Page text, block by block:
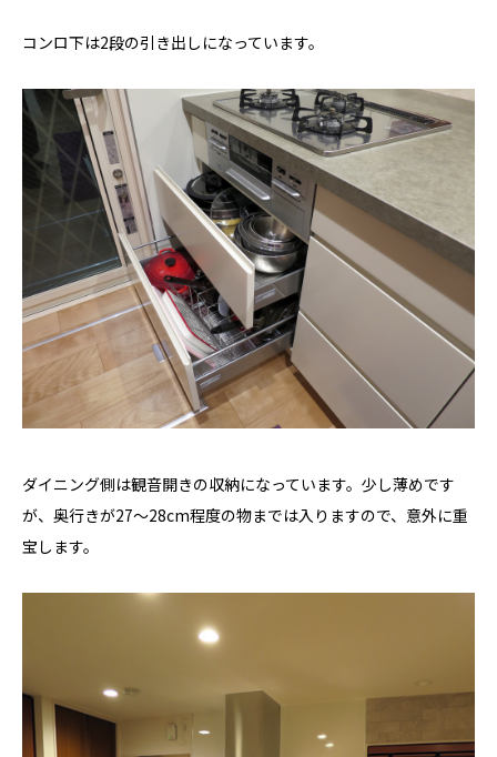
コンロ下は2段の引き出しになっています。
ダイニング側は観音開きの収納になっています。少し薄めです
が、奥行きが27～28cm程度の物までは入りますので、意外に重
宝します。